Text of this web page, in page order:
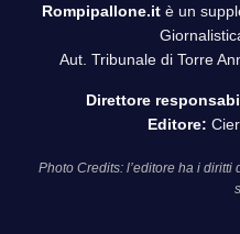
Rompipallone.it è un
Aut. Tribunale di Torre
Direttore
Editore:
Photo Credits: l’editore ha i